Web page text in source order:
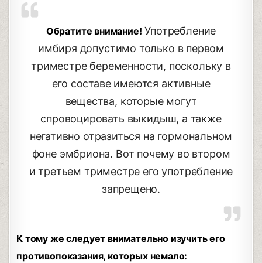
Обратите внимание! Употребление
имбиря допустимо только в первом
триместре беременности, поскольку в
его составе имеются активные
вещества, которые могут
спровоцировать выкидыш, а также
негативно отразиться на гормональном
фоне эмбриона. Вот почему во втором
и третьем триместре его употребление
запрещено.
К тому же следует внимательно изучить его
противопоказания, которых немало: